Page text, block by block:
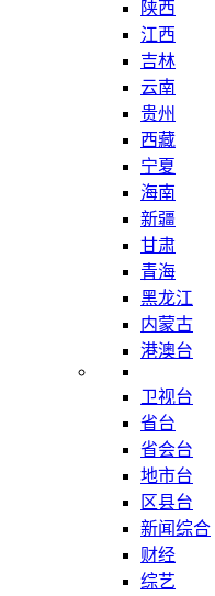
陕西
江西
吉林
云南
贵州
西藏
宁夏
海南
新疆
甘肃
青海
黑龙江
内蒙古
港澳台
卫视台
省台
省会台
地市台
区县台
新闻综合
财经
综艺